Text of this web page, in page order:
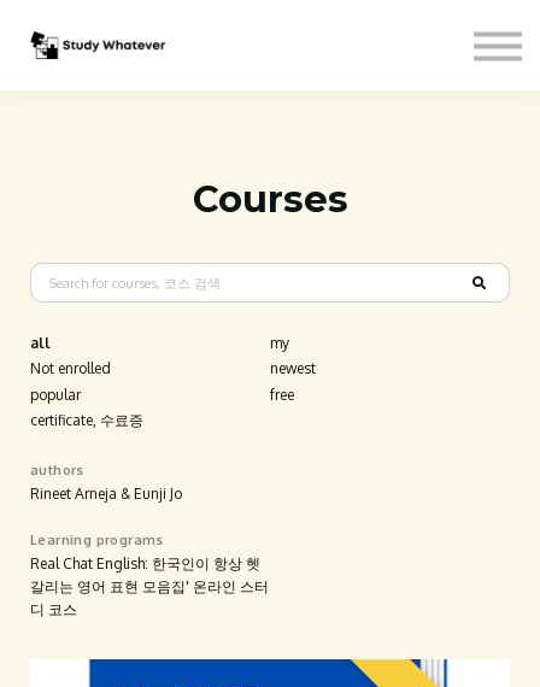
Courses
all
my
Not enrolled
newest
popular
free
certificate, 수료증
authors
Rineet Arneja & Eunji Jo
Learning programs
Real Chat English: 한국인이 항상 헷
갈리는 영어 표현 모음집' 온라인 스터
디 코스